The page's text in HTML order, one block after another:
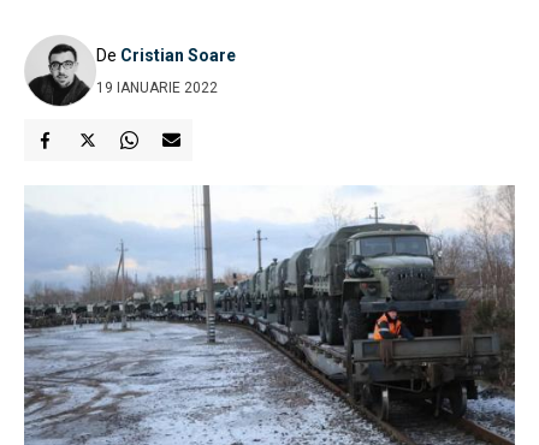
De Cristian Soare
19 IANUARIE 2022